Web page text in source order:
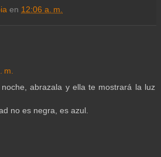
en 12:06 a. m.
m.
abrazala y ella te mostrará la luz
no es negra, es azul.